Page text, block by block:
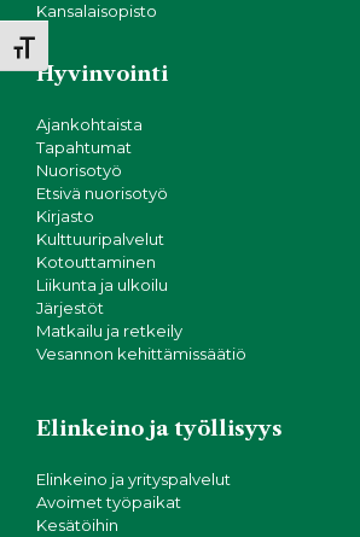
Toggle Font size
Kansalaisopisto
Hyvinvointi
Ajankohtaista
Tapahtumat
Nuorisotyö
Etsivä nuorisotyö
Kirjasto
Kulttuuripalvelut
Kotouttaminen
Liikunta ja ulkoilu
Järjestöt
Matkailu ja retkeily
Vesannon kehittämissäätiö
Elinkeino ja työllisyys
Elinkeino ja yrityspalvelut
Avoimet työpaikat
Kesätöihin